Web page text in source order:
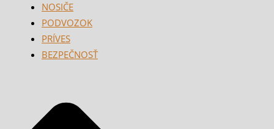
NOSIČE
PODVOZOK
PRÍVES
BEZPEČNOSŤ